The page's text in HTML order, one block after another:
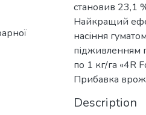
становив 23,1
Найкращий
насіння
підживленням
по 1 кг/га «4R
Прибавка
Description